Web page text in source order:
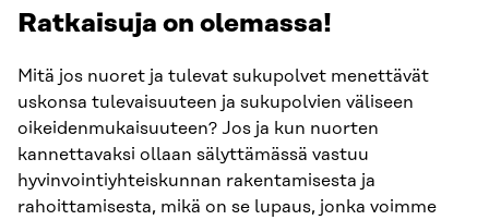
Ratkaisuja on olemassa!
Mitä jos nuoret ja tulevat sukupolvet menettävät
uskonsa tulevaisuuteen ja sukupolvien väliseen
oikeidenmukaisuuteen? Jos ja kun nuorten
kannettavaksi ollaan sälyttämässä vastuu
hyvinvointiyhteiskunnan rakentamisesta ja
rahoittamisesta, mikä on se lupaus, jonka voimme